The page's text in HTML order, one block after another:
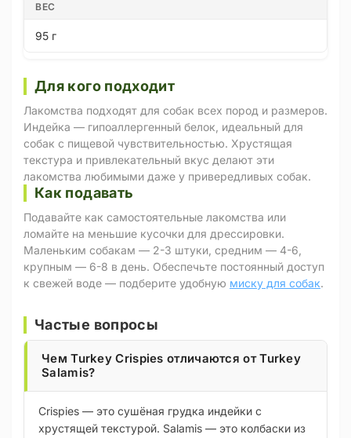
ВЕС
95 г
Для кого подходит
Лакомства подходят для собак всех пород и размеров.
Индейка — гипоаллергенный белок, идеальный для
собак с пищевой чувствительностью. Хрустящая
текстура и привлекательный вкус делают эти
лакомства любимыми даже у привередливых собак.
Как подавать
Подавайте как самостоятельные лакомства или
ломайте на меньшие кусочки для дрессировки.
Маленьким собакам — 2-3 штуки, средним — 4-6,
крупным — 6-8 в день. Обеспечьте постоянный доступ
к свежей воде — подберите удобную миску для собак.
Частые вопросы
Чем Turkey Crispies отличаются от Turkey
Salamis?
Crispies — это сушёная грудка индейки с
хрустящей текстурой. Salamis — это колбаски из